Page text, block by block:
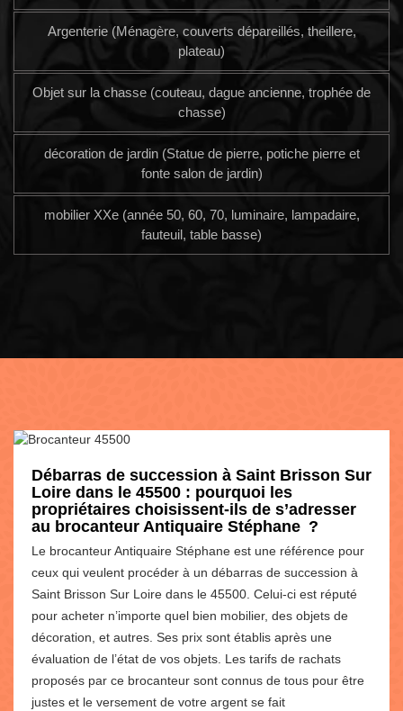
Argenterie (Ménagère, couverts dépareillés, theillere,
plateau)
Objet sur la chasse (couteau, dague ancienne, trophée de
chasse)
décoration de jardin (Statue de pierre, potiche pierre et
fonte salon de jardin)
mobilier XXe (année 50, 60, 70, luminaire, lampadaire,
fauteuil, table basse)
Débarras de succession à Saint Brisson Sur
Loire dans le 45500 : pourquoi les
propriétaires choisissent-ils de s’adresser
au brocanteur Antiquaire Stéphane ?
Le brocanteur Antiquaire Stéphane est une référence pour
ceux qui veulent procéder à un débarras de succession à
Saint Brisson Sur Loire dans le 45500. Celui-ci est réputé
pour acheter n’importe quel bien mobilier, des objets de
décoration, et autres. Ses prix sont établis après une
évaluation de l’état de vos objets. Les tarifs de rachats
proposés par ce brocanteur sont connus de tous pour être
justes et le versement de votre argent se fait